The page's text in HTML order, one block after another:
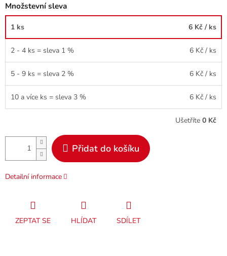
Množstevní sleva
1 ks 6 Kč / ks
2 - 4 ks = sleva 1 % 6 Kč / ks
5 - 9 ks = sleva 2 % 6 Kč / ks
10 a více ks = sleva 3 % 6 Kč / ks
Ušetříte 0 Kč
Přidat do košíku
Detailní informace
ZEPTAT SE HLÍDAT SDÍLET